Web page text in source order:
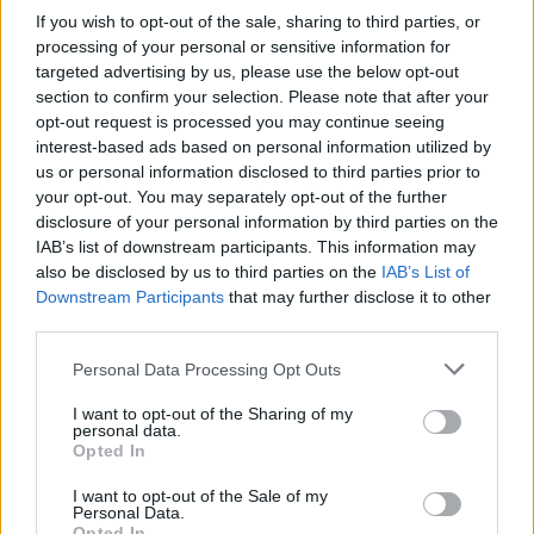
If you wish to opt-out of the sale, sharing to third parties, or
processing of your personal or sensitive information for
targeted advertising by us, please use the below opt-out
section to confirm your selection. Please note that after your
opt-out request is processed you may continue seeing
interest-based ads based on personal information utilized by
us or personal information disclosed to third parties prior to
your opt-out. You may separately opt-out of the further
disclosure of your personal information by third parties on the
IAB’s list of downstream participants. This information may
also be disclosed by us to third parties on the IAB’s List of
Downstream Participants that may further disclose it to other
Please note that this website/app uses one or more Google
not limited to your visit or usage behaviour. You may click to
grant or deny consent to Google and its third-party tags to
use your data for below specified purposes in below Google
consent section.
Personal Data Processing Opt Outs
I want to opt-out of the Sharing of my
personal data.
Opted In
I want to opt-out of the Sale of my
Personal Data.
óvatosan kell bánni a ma szavakkal, mind azzal, amit
cselekszünk, én is abszolút átérzem és vállalom a
felelősséget.
Én is természetesen azt is, hogy a csapat itt tart.
Nehéz most mit mondani. Megtanultam, voltam már
ebben a szerepben és szituációban, nem szeretnék
semmi olyat mondani, ami degradáló, és olyat,
amivel később még nagyobb problémát generálok,
úgyhogy ezt az öltözőn belül kellett kezelnünk.
Három nap múlva kupamérkőzésünk van, valamint
jövő héten zárul az első kör a bajnokságban.
ennyi van. Én együtt edzek ezekkel a srácokkal nap
milyenek a képességeik, aztán valami jön a
mérkőzés napján és teljes sötétedés van a fejekben.
Ezt megpróbáltuk a héten orvosolni azzal, hogy volt
egy ötvenperces, tényleg kötetlen beszélgetés, ahol